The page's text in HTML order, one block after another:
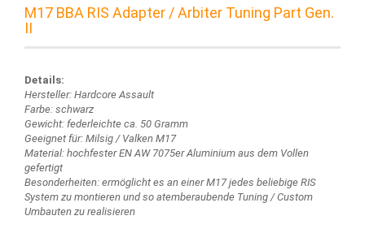
M17 BBA RIS Adapter / Arbiter Tuning Part Gen.
II
Details:
Hersteller: Hardcore Assault
Farbe: schwarz
Gewicht: federleichte ca. 50 Gramm
Geeignet für: Milsig / Valken M17
Material: hochfester EN AW 7075er Aluminium aus dem Vollen
gefertigt
Besonderheiten: ermöglicht es an einer M17 jedes beliebige RIS
System zu montieren und so atemberaubende Tuning / Custom
Umbauten zu realisieren